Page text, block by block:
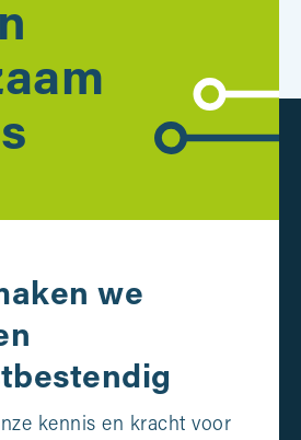
we
kennis en kracht voor